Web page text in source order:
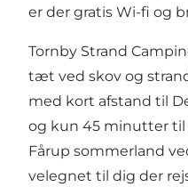
er der gratis Wi-fi og
Tornby Strand
tæt ved skov og
med kort afstand til
og kun 45 minutter til
Fårup sommerland
velegnet til dig der